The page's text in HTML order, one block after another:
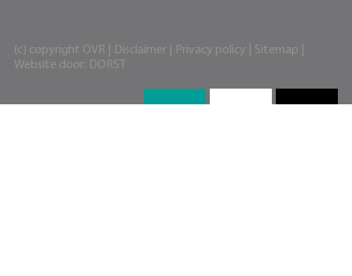
(c) copyright OVR | Disclaimer| Privacy policy Sitemap
Website door: DORST